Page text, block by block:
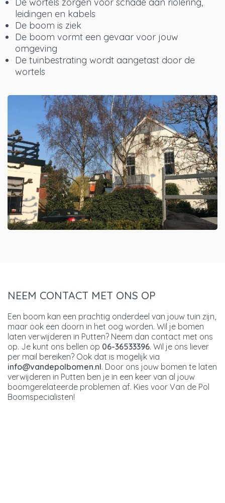
De wortels zorgen voor schade aan riolering,
leidingen en kabels
De boom is ziek
De boom vormt een gevaar voor jouw
omgeving
De tuinbestrating wordt aangetast door de
wortels
NEEM CONTACT MET ONS OP
Een boom kan een prachtig onderdeel van jouw tuin zijn,
maar ook een doorn in het oog worden. Wil je bomen
laten verwijderen in Putten? Neem dan contact met ons
op. Je kunt ons bellen op 06-36533396. Wil je ons liever
per mail bereiken? Ook dat is mogelijk via
info@vandepolbomen.nl. Door ons jouw bomen te laten
verwijderen in Putten ben je in een keer van al jouw
boomgerelateerde problemen af. Kies voor Van de Pol
Boomspecialisten!